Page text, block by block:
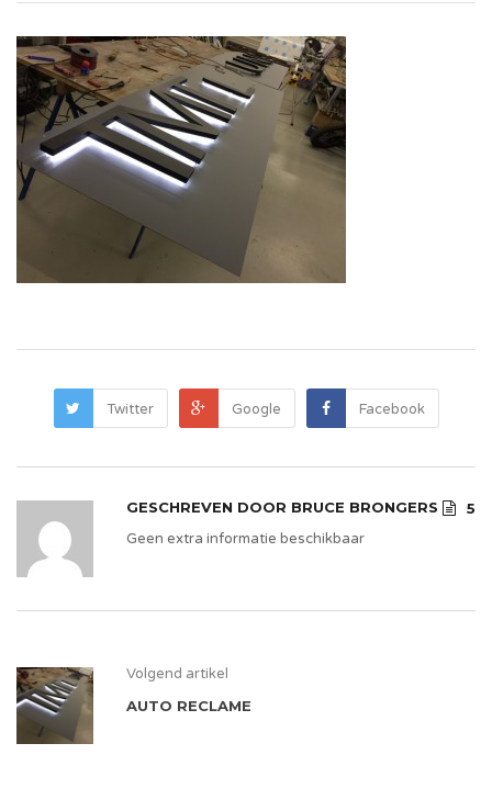
Twitter Google Facebook
GESCHREVEN DOOR BRUCE BRONGERS
5
Geen extra informatie beschikbaar
Volgend artikel
AUTO RECLAME